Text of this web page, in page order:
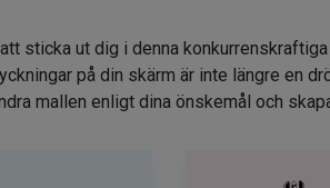
sticka ut dig i denna
på din skärm är inte längre en
mallen enligt dina önskemål och